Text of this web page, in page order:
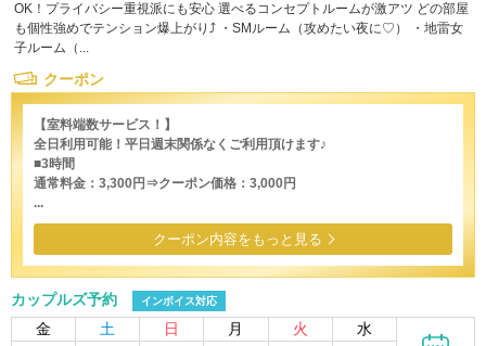
OK！プライバシー重視派にも安心 選べるコンセプトルームが激アツ どの部屋
も個性強めでテンション爆上がり⤴ ・SMルーム（攻めたい夜に♡） ・地雷女
子ルーム（...
クーポン
【室料端数サービス！】
全日利用可能！平日週末関係なくご利用頂けます♪
■3時間
通常料金：3,300円⇒クーポン価格：3,000円
...
クーポン内容をもっと見る
カップルズ予約 インボイス対応
金 土 日 月 火 水